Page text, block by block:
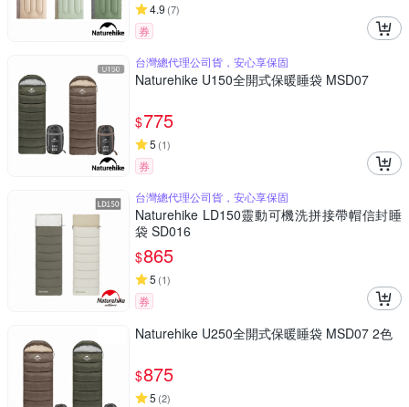
4.9 (7)
券
台灣總代理公司貨，安心享保固
Naturehike U150全開式保暖睡袋 MSD07
$775
5 (1)
券
台灣總代理公司貨，安心享保固
Naturehike LD150靈動可機洗拼接帶帽信封睡
袋 SD016
$865
5 (1)
券
Naturehike U250全開式保暖睡袋 MSD07 2色
$875
5 (2)